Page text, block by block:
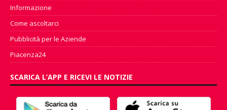
Informazione
Come ascoltarci
Pubblicità per le Aziende
Piacenza24
SCARICA L’APP E RICEVI LE NOTIZIE